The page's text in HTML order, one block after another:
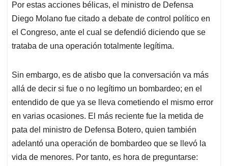
Por estas acciones bélicas, el ministro de Defensa
Diego Molano fue citado a debate de control político en
el Congreso, ante el cual se defendió diciendo que se
trataba de una operación totalmente legítima.
Sin embargo, es de atisbo que la conversación va más
allá de decir si fue o no legítimo un bombardeo; en el
entendido de que ya se lleva cometiendo el mismo error
en varias ocasiones. El más reciente fue la metida de
pata del ministro de Defensa Botero, quien también
adelantó una operación de bombardeo que se llevó la
vida de menores. Por tanto, es hora de preguntarse: